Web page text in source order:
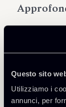
Questo sito
Utilizziamo i
annunci, per